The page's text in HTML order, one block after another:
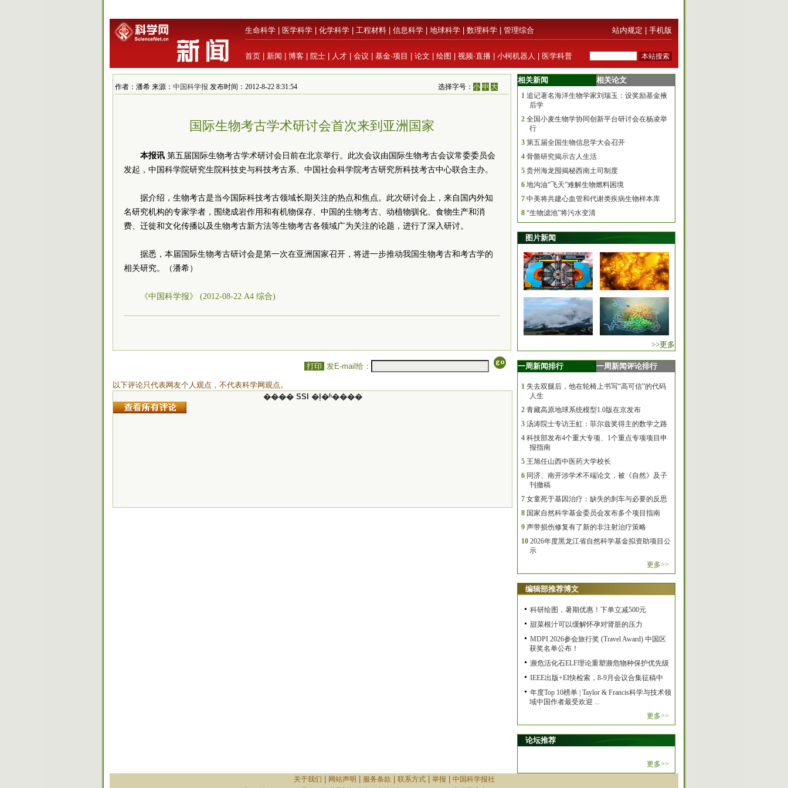
生命科学 医学科学 化学科学 工程材料 信息科学 地球科学 数理科学 管理综合 站内规定 手机版
首页 新闻 博客 院士 人才 会议 基金·项目 论文 绘图 视频·直播 小柯机器人 医学科普
作者：潘希 来源： 中国科学报 发布时间：2012-8-22 8:31:54 选择字号：小 中 大
国际生物考古学术研讨会首次来到亚洲国家
本报讯 第五届国际生物考古学术研讨会日前在北京举行。此次会议由国际生物考古会议常委委员会
发起，中国科学院研究生院科技史与科技考古系、中国社会科学院考古研究所科技考古中心联合主办。
据介绍，生物考古是当今国际科技考古领域长期关注的热点和焦点。此次研讨会上，来自国内外知
名研究机构的专家学者，围绕成岩作用和有机物保存、中国的生物考古、动植物驯化、食物生产和消
费、迁徙和文化传播以及生物考古新方法等生物考古各领域广为关注的论题，进行了深入研讨。
据悉，本届国际生物考古研讨会是第一次在亚洲国家召开，将进一步推动我国生物考古和考古学的
相关研究。（潘希）
《中国科学报》 (2012-08-22 A4 综合)
打印 发E-mail给：
以下评论只代表网友个人观点，不代表科学网观点。
���� SSI �ļ�ʱ����
相关新闻 相关论文
1 追记著名海洋生物学家刘瑞玉：设奖励基金掖
后学
2 全国小麦生物学协同创新平台研讨会在杨凌举
行
3 第五届全国生物信息学大会召开
4 骨骼研究揭示古人生活
5 贵州海龙囤揭秘西南土司制度
6 地沟油“飞天”难解生物燃料困境
7 中美将共建心血管和代谢类疾病生物样本库
8 “生物滤池”将污水变清
图片新闻
>>更多
一周新闻排行 一周新闻评论排行
1 失去双腿后，他在轮椅上书写“高可信”的代码
人生
2 青藏高原地球系统模型1.0版在京发布
3 汤涛院士专访王虹：菲尔兹奖得主的数学之路
4 科技部发布4个重大专项、1个重点专项项目申
报指南
5 王旭任山西中医药大学校长
6 同济、南开涉学术不端论文，被《自然》及子
刊撤稿
7 女童死于基因治疗：缺失的刹车与必要的反思
8 国家自然科学基金委员会发布多个项目指南
9 声带损伤修复有了新的非注射治疗策略
10 2026年度黑龙江省自然科学基金拟资助项目公
示
更多>>
编辑部推荐博文
科研绘图，暑期优惠！下单立减500元
甜菜根汁可以缓解怀孕对肾脏的压力
MDPI 2026参会旅行奖 (Travel Award) 中国区
获奖名单公布！
濒危活化石ELF理论重塑濒危物种保护优先级
IEEE出版+EI快检索，8-9月会议合集征稿中
年度Top 10榜单 | Taylor & Francis科学与技术领
域中国作者最受欢迎 ...
更多>>
论坛推荐
更多>>
关于我们
网站声明 服务条款 联系方式| 举报
中国科学报社